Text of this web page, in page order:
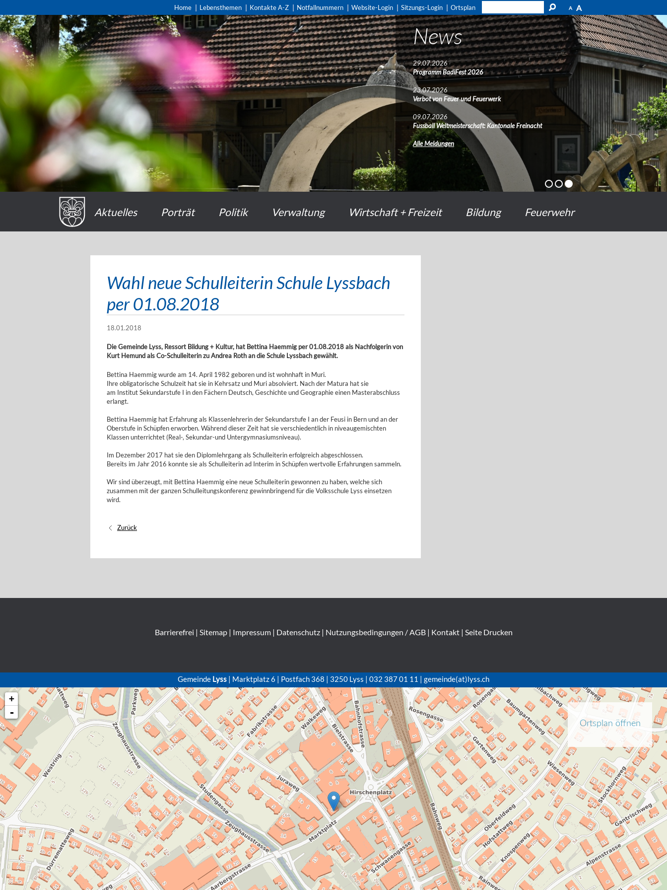
A A
Home Lebensthemen Kontakte A-Z Notfallnummern Website-Login Sitzungs-Login Ortsplan
News
29.07.2026
Programm BadiFest 2026
23.07.2026
Verbot von Feuer und Feuerwerk
09.07.2026
Fussball Weltmeisterschaft: Kantonale Freinacht
Alle Meldungen
Aktuelles Porträt Politik Verwaltung Wirtschaft + Freizeit Bildung Feuerwehr
Wahl neue Schulleiterin Schule Lyssbach
per 01.08.2018
18.01.2018
Die Gemeinde Lyss, Ressort Bildung + Kultur, hat Bettina Haemmig per 01.08.2018 als Nachfolgerin von
Kurt Hemund als Co-Schulleiterin zu Andrea Roth an die Schule Lyssbach gewählt.
Bettina Haemmig wurde am 14. April 1982 geboren und ist wohnhaft in Muri.
Ihre obligatorische Schulzeit hat sie in Kehrsatz und Muri absolviert. Nach der Matura hat sie
am Institut Sekundarstufe I in den Fächern Deutsch, Geschichte und Geographie einen Masterabschluss
erlangt.
Bettina Haemmig hat Erfahrung als Klassenlehrerin der Sekundarstufe I an der Feusi in Bern und an der
Oberstufe in Schüpfen erworben. Während dieser Zeit hat sie verschiedentlich in niveaugemischten
Klassen unterrichtet (Real-, Sekundar-und Untergymnasiumsniveau).
Im Dezember 2017 hat sie den Diplomlehrgang als Schulleiterin erfolgreich abgeschlossen.
Bereits im Jahr 2016 konnte sie als Schulleiterin ad Interim in Schüpfen wertvolle Erfahrungen sammeln.
Wir sind überzeugt, mit Bettina Haemmig eine neue Schulleiterin gewonnen zu haben, welche sich
zusammen mit der ganzen Schulleitungskonferenz gewinnbringend für die Volksschule Lyss einsetzen
wird.
Zurück
Barrierefrei | Sitemap| Impressum| Datenschutz| Nutzungsbedingungen / AGB| Kontakt| Seite Drucken
Gemeinde Lyss | Marktplatz 6 | Postfach 368 | 3250 Lyss | 032 387 01 11 | gemeinde(at)lyss.ch